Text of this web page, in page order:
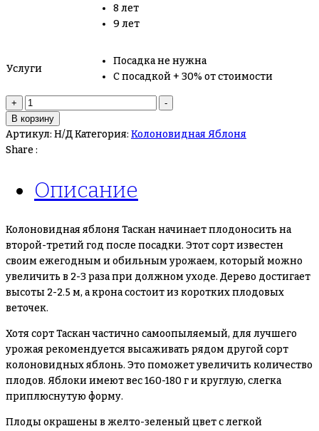
8 лет
9 лет
Услуги
Посадка не нужна
С посадкой + 30% от стоимости
+
Количество
товара
Яблоня
Колоновидная
-
В корзину
Артикул: Н/ДКатегория: Колоновидная Яблоня
Share :
Описание
Колоновидная яблоня Таскан начинает плодоносить на
второй-третий год после посадки. Этот сорт известен
своим ежегодным и обильным урожаем, который можно
увеличить в 2-3 раза при должном уходе. Дерево достигает
высоты 2-2.5 м, а крона состоит из коротких плодовых
веточек.
Хотя сорт Таскан частично самоопыляемый, для лучшего
урожая рекомендуется высаживать рядом другой сорт
колоновидных яблонь. Это поможет увеличить количество
плодов. Яблоки имеют вес 160-180 г и круглую, слегка
приплюснутую форму.
Плоды окрашены в желто-зеленый цвет с легкой